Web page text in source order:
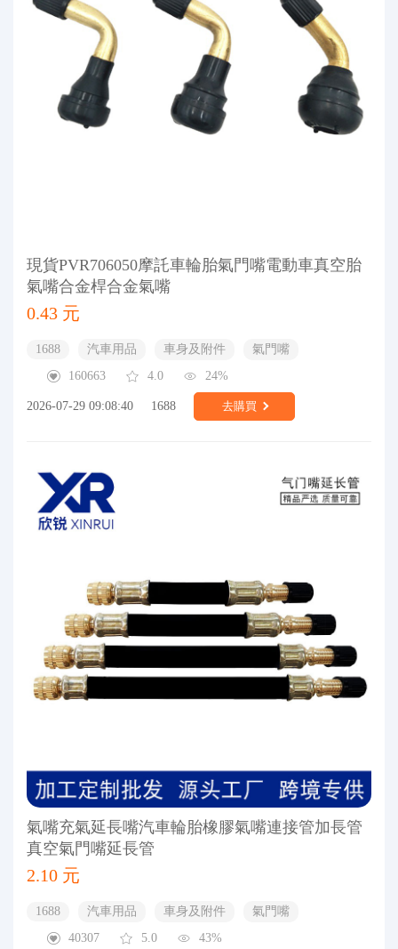
現貨PVR706050摩託車輪胎氣門嘴電動車真空胎
氣嘴合金桿合金氣嘴
0.43 元
1688 汽車用品 車身及附件
氣門嘴
160663
4.0 24%
2026-07-29 09:08:40 1688 去購買
氣嘴充氣延長嘴汽車輪胎橡膠氣嘴連接管加長管
真空氣門嘴延長管
2.10 元
1688 汽車用品 車身及附件
氣門嘴
40307
5.0 43%